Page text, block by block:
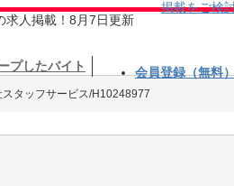
求人掲載！8月7日更新
掲載をご検
プしたバイト 会員登録（無料
スタッフサービス/H10248977